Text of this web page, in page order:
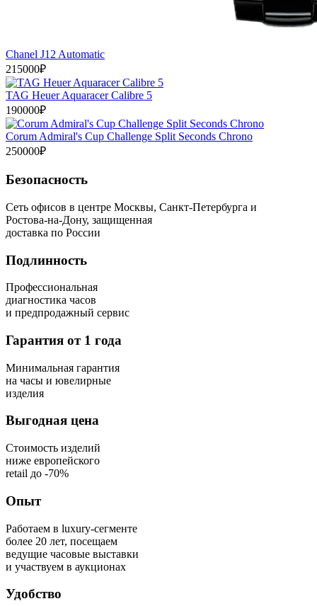
Chanel J12 Automatic
215000₽
TAG Heuer Aquaracer Calibre 5
190000₽
Corum Admiral's Cup Challenge Split Seconds Chrono
250000₽
Безопасность
Сеть офисов в центре Москвы, Санкт-Петербурга и
Ростова-на-Дону, защищенная
доставка по России
Подлинность
Профессиональная
диагностика часов
и предпродажный сервис
Гарантия от 1 года
Минимальная гарантия
на часы и ювелирные
изделия
Выгодная цена
Стоимость изделий
ниже европейского
retail до -70%
Опыт
Работаем в luxury-сегменте
более 20 лет, посещаем
ведущие часовые выставки
и участвуем в аукционах
Удобство